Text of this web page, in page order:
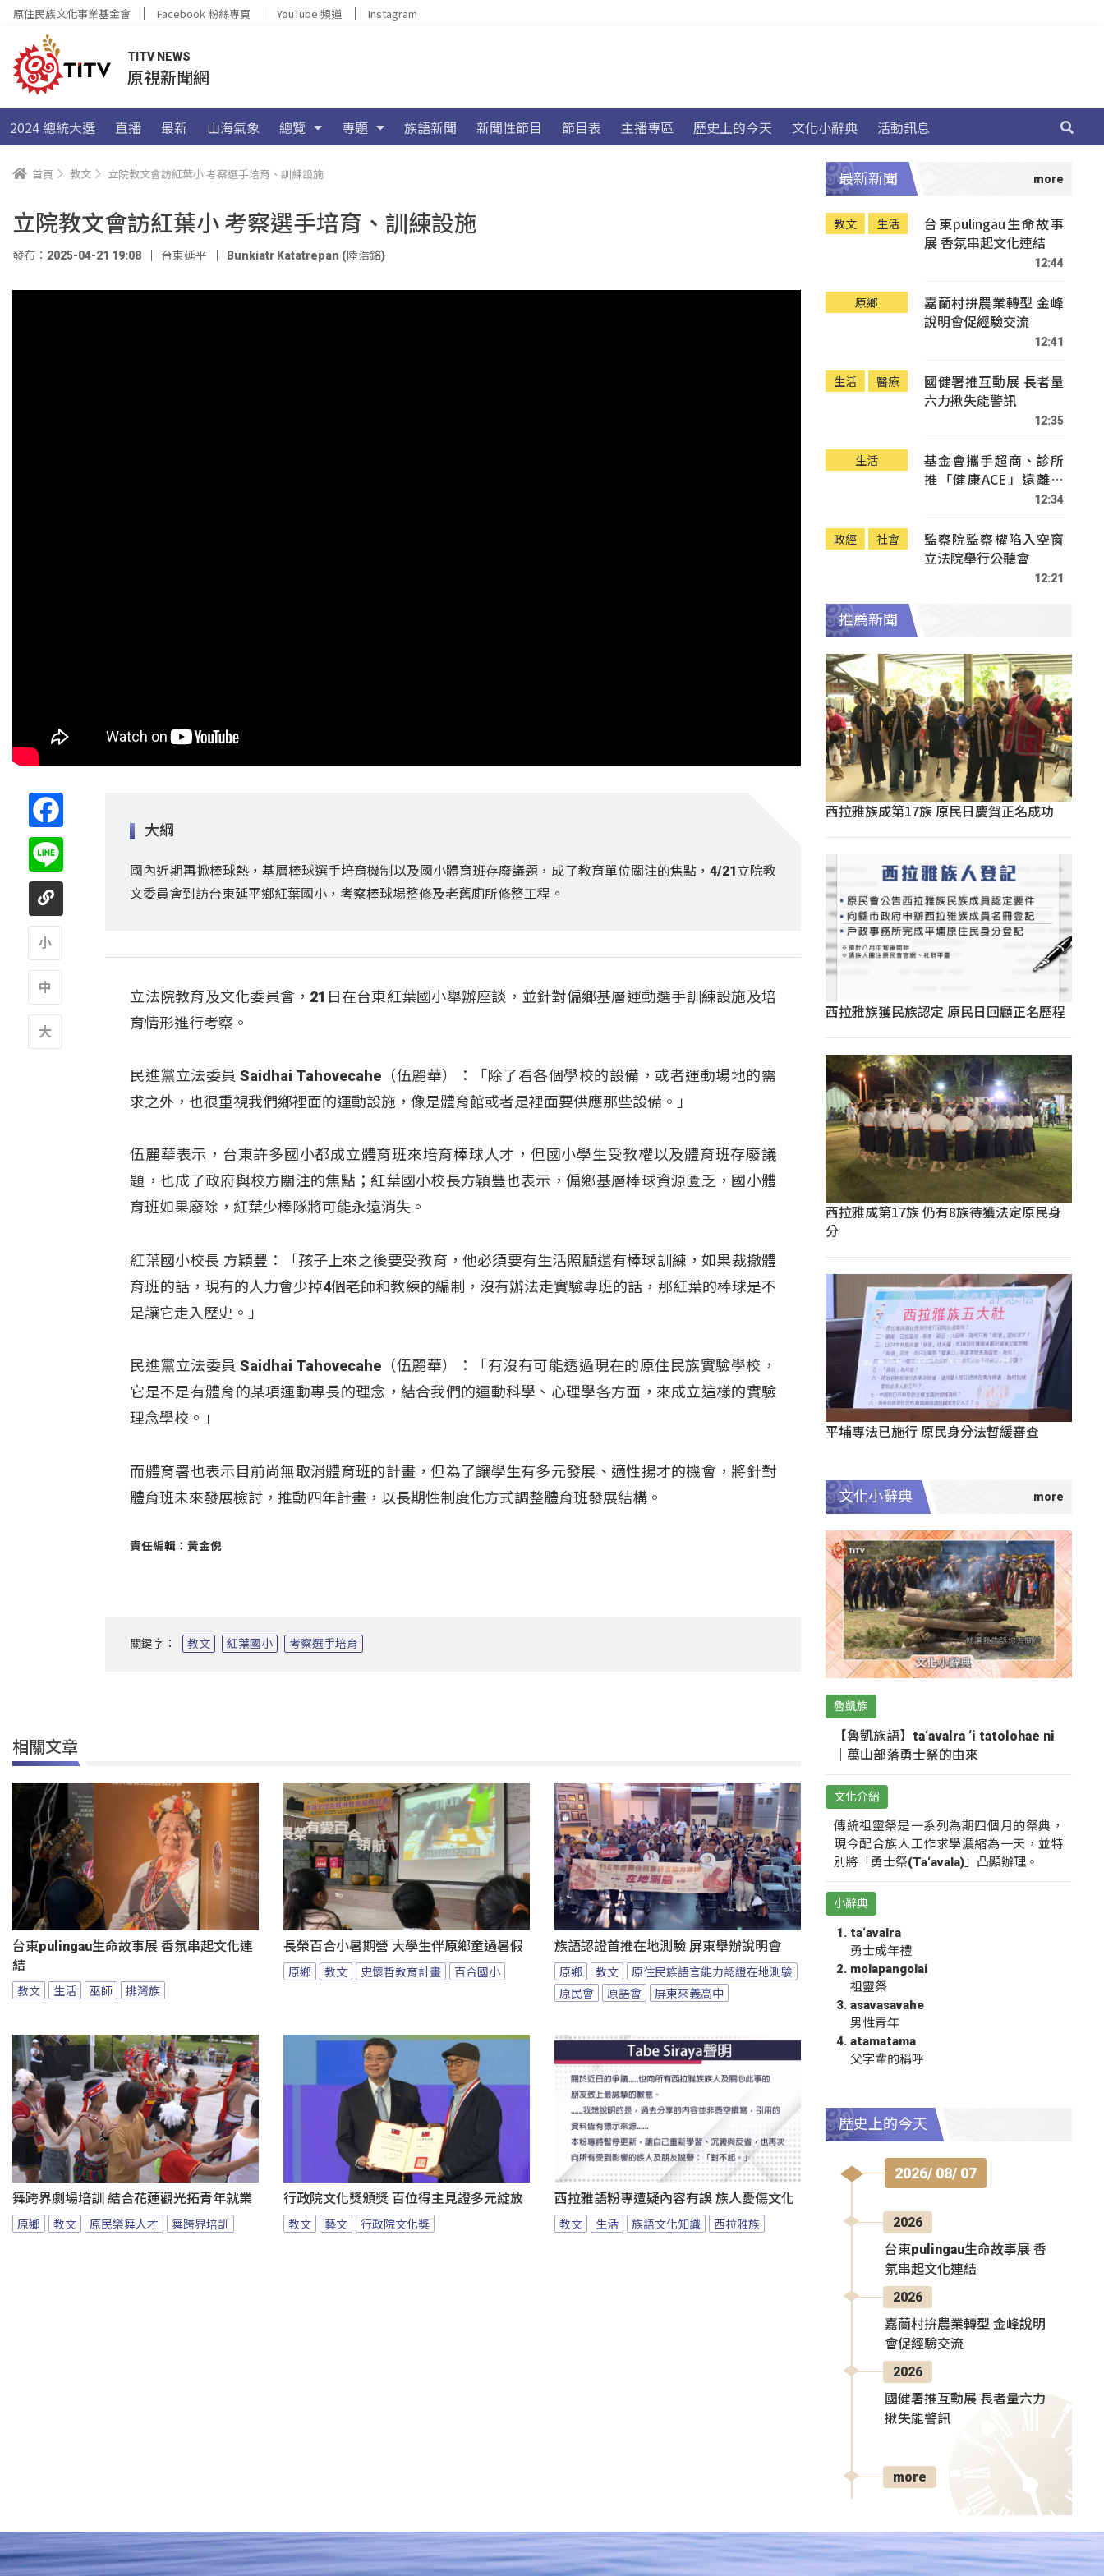
原住民族文化事業基金會 Facebook 粉絲專頁 YouTube 頻道 Instagram
TITV NEWS
原視新聞網
2024 總統大選 直播 最新 山海氣象 總覽 專題 族語新聞 新聞性節目 節目表 主播專區 歷史上的今天 文化小辭典 活動訊息
首頁 教文 立院教文會訪紅葉小 考察選手培育、訓練設施
立院教文會訪紅葉小 考察選手培育、訓練設施
發布：2025-04-21 19:08 台東延平 Bunkiatr Katatrepan (陸浩銘)
大綱
國內近期再掀棒球熱，基層棒球選手培育機制以及國小體育班存廢議題，成了教育單位關注的焦點，4/21立院教
文委員會到訪台東延平鄉紅葉國小，考察棒球場整修及老舊廁所修整工程。
立法院教育及文化委員會，21日在台東紅葉國小舉辦座談，並針對偏鄉基層運動選手訓練設施及培
育情形進行考察。
民進黨立法委員 Saidhai Tahovecahe（伍麗華）：「除了看各個學校的設備，或者運動場地的需
求之外，也很重視我們鄉裡面的運動設施，像是體育館或者是裡面要供應那些設備。」
伍麗華表示，台東許多國小都成立體育班來培育棒球人才，但國小學生受教權以及體育班存廢議
題，也成了政府與校方關注的焦點；紅葉國小校長方穎豐也表示，偏鄉基層棒球資源匱乏，國小體
育班如果廢除，紅葉少棒隊將可能永遠消失。
紅葉國小校長 方穎豐：「孩子上來之後要受教育，他必須要有生活照顧還有棒球訓練，如果裁撤體
育班的話，現有的人力會少掉4個老師和教練的編制，沒有辦法走實驗專班的話，那紅葉的棒球是不
是讓它走入歷史。」
民進黨立法委員 Saidhai Tahovecahe（伍麗華）：「有沒有可能透過現在的原住民族實驗學校，
它是不是有體育的某項運動專長的理念，結合我們的運動科學、心理學各方面，來成立這樣的實驗
理念學校。」
而體育署也表示目前尚無取消體育班的計畫，但為了讓學生有多元發展、適性揚才的機會，將針對
體育班未來發展檢討，推動四年計畫，以長期性制度化方式調整體育班發展結構。
責任編輯：黃金倪
關鍵字： 教文 紅葉國小 考察選手培育
相關文章
台東pulingau生命故事展 香氛串起文化連
結
教文 生活 巫師 排灣族
長榮百合小暑期營 大學生伴原鄉童過暑假
原鄉 教文 史懷哲教育計畫 百合國小
族語認證首推在地測驗 屏東舉辦說明會
原鄉 教文
原住民族語言能力認證在地測驗
原民會
原語會 屏東來義高中
舞跨界劇場培訓 結合花蓮觀光拓青年就業
原鄉 教文 原民樂舞人才 舞跨界培訓
行政院文化獎頒獎 百位得主見證多元綻放
教文 藝文 行政院文化獎
西拉雅語粉專遭疑內容有誤 族人憂傷文化
教文 生活 族語文化知識 西拉雅族
最新新聞
教文 生活
台東pulingau生命故事
展 香氛串起文化連結
12:44
原鄉
嘉蘭村拚農業轉型 金峰
說明會促經驗交流
12:41
生活 醫療
國健署推互動展 長者量
六力揪失能警訊
12:35
生活
基金會攜手超商、診所
推「健康ACE」遠離疾
12:34
政經 社會
監察院監察權陷入空窗
立法院舉行公聽會
12:21
推薦新聞
西拉雅族成第17族 原民日慶賀正名成功
西拉雅族獲民族認定 原民日回顧正名歷程
西拉雅成第17族 仍有8族待獲法定原民身
分
平埔專法已施行 原民身分法暫緩審查
文化小辭典
魯凱族
【魯凱族語】ta‘avalra ‘i tatolohae ni
｜萬山部落勇士祭的由來
文化介紹
傳統祖靈祭是一系列為期四個月的祭典，
現今配合族人工作求學濃縮為一天，並特
別將「勇士祭(Ta‘avala)」凸顯辦理。
小辭典
ta‘avalra
勇士成年禮
molapangolai
祖靈祭
asavasavahe
男性青年
atamatama
父字輩的稱呼
歷史上的今天
2026/ 08/ 07
2026
台東pulingau生命故事展 香
氛串起文化連結
2026
嘉蘭村拚農業轉型 金峰說明
會促經驗交流
2026
國健署推互動展 長者量六力
揪失能警訊
more